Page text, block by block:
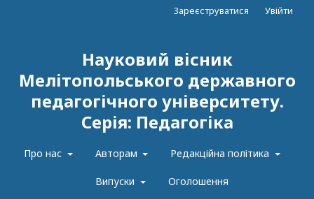
Науковий вісник
Мелітопольського державного
педагогічного університету.
Серія: Педагогіка
Про нас Авторам Редакційна політика
Випуски Оголошення
Зареєструватися Увійти